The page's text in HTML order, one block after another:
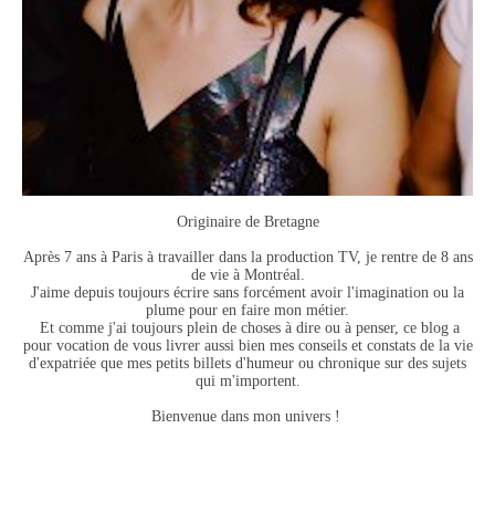
Originaire de Bretagne
Après 7 ans à Paris à travailler dans la production TV, je rentre de 8 ans
de vie à Montréal.
J'aime depuis toujours écrire sans forcément avoir l'imagination ou la
plume pour en faire mon métier.
Et comme j'ai toujours plein de choses à dire ou à penser, ce blog a
pour vocation de vous livrer aussi bien mes conseils et constats de la vie
d'expatriée que mes petits billets d'humeur ou chronique sur des sujets
qui m'importent.
Bienvenue dans mon univers !